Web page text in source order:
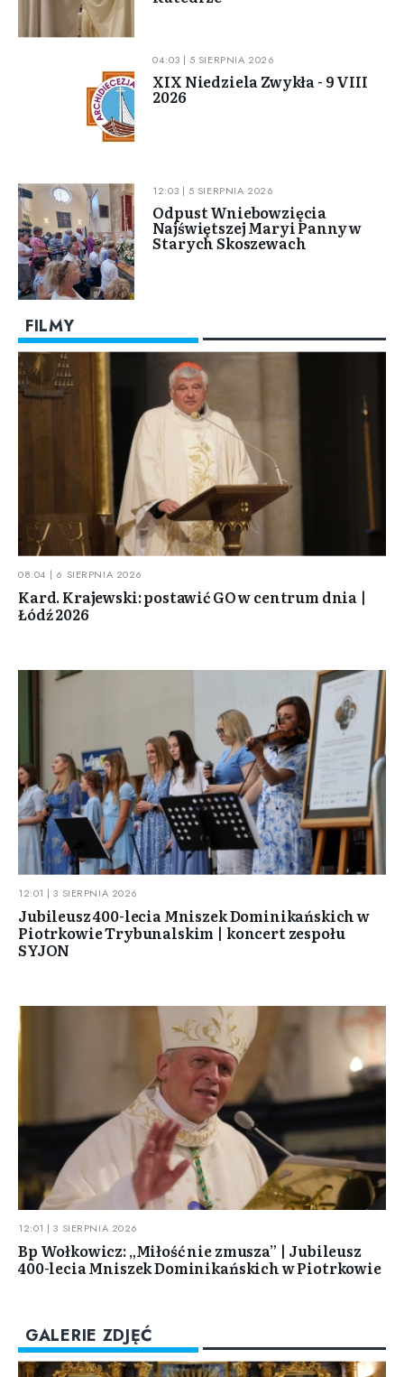
04:03 | 5 SIERPNIA 2026
XIX Niedziela Zwykła - 9 VIII
2026
12:03 | 5 SIERPNIA 2026
Odpust Wniebowzięcia
Najświętszej Maryi Panny w
Starych Skoszewach
FILMY
08:04 | 6 SIERPNIA 2026
Kard. Krajewski: postawić GO w centrum dnia |
Łódź 2026
12:01 | 3 SIERPNIA 2026
Jubileusz 400-lecia Mniszek Dominikańskich w
Piotrkowie Trybunalskim | koncert zespołu
SYJON
12:01 | 3 SIERPNIA 2026
Bp Wołkowicz: „Miłość nie zmusza” | Jubileusz
400-lecia Mniszek Dominikańskich w Piotrkowie
GALERIE ZDJĘĆ